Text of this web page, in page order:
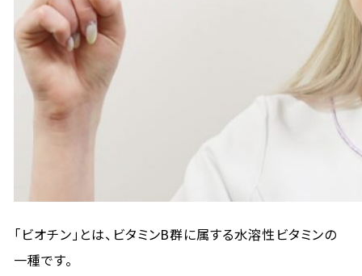
「ビオチン」とは、ビタミンB群に属する水溶性ビタミンの
一種です。